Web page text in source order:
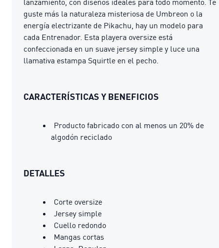
guste más la naturaleza misteriosa de Umbreon o la
energía electrizante de Pikachu, hay un modelo para
cada Entrenador. Esta playera oversize está
confeccionada en un suave jersey simple y luce una
llamativa estampa Squirtle en el pecho.
CARACTERÍSTICAS Y BENEFICIOS
Producto fabricado con al menos un 20% de
algodón reciclado
DETALLES
Corte oversize
Jersey simple
Cuello redondo
Mangas cortas